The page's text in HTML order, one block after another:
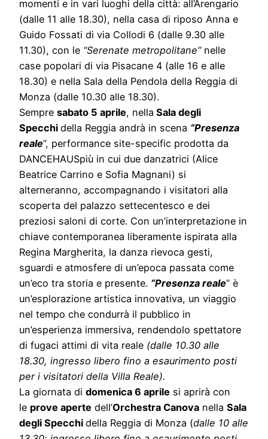
momenti e in vari luoghi della città: all’Arengario
(dalle 11 alle 18.30), nella casa di riposo Anna e
Guido Fossati di via Collodi 6 (dalle 9.30 alle
11.30), con le “Serenate metropolitane”nelle
case popolari di via Pisacane 4 (alle 16 e alle
18.30) e nella Sala della Pendola della Reggia di
Monza (dalle 10.30 alle 18.30).
Sempre sabato 5 aprile, nella Sala degli
Specchi della Reggia andrà in scena “Presenza
reale”, performance site-specific prodotta da
DANCEHAUSpiù in cui due danzatrici (Alice
Beatrice Carrino e Sofia Magnani) si
alterneranno, accompagnando i visitatori alla
scoperta del palazzo settecentesco e dei
preziosi saloni di corte. Con un’interpretazione in
chiave contemporanea liberamente ispirata alla
Regina Margherita, la danza rievoca gesti,
sguardi e atmosfere di un’epoca passata come
un’eco tra storia e presente. “Presenza reale” è
un’esplorazione artistica innovativa, un viaggio
nel tempo che condurrà il pubblico in
un’esperienza immersiva, rendendolo spettatore
di fugaci attimi di vita reale (dalle 10.30 alle
18.30, ingresso libero fino a esaurimento posti
per i visitatori della Villa Reale).
La giornata di domenica 6 aprile si aprirà con
le prove aperte dell’Orchestra Canova nella Sala
degli Specchi della Reggia di Monza (dalle 10 alle